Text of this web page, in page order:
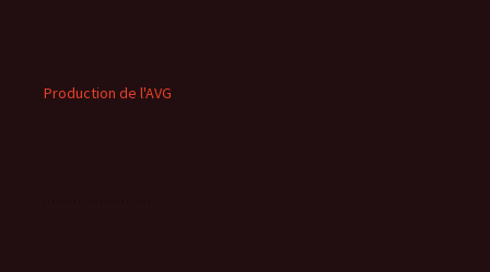
Production de l'AVG